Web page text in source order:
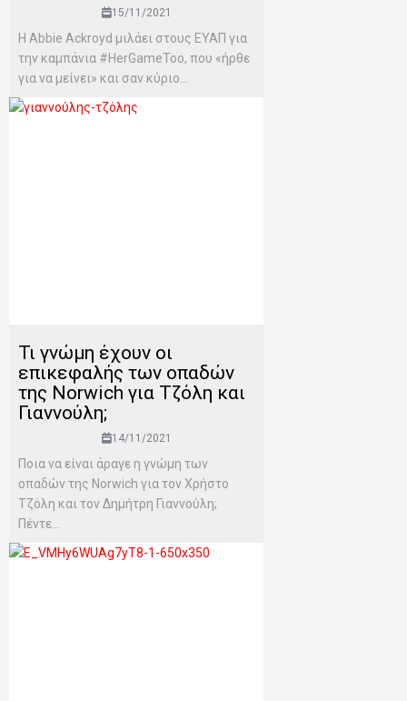
15/11/2021
Η Abbie Ackroyd μιλάει στους ΕΥΑΠ για
την καμπάνια #HerGameToo, που «ήρθε
για να μείνει» και σαν κύριο...
Τι γνώμη έχουν οι
επικεφαλής των οπαδών
της Norwich για Τζόλη και
Γιαννούλη;
14/11/2021
Ποια να είναι άραγε η γνώμη των
οπαδών της Norwich για τον Χρήστο
Τζόλη και τον Δημήτρη Γιαννούλη;
Πέντε...